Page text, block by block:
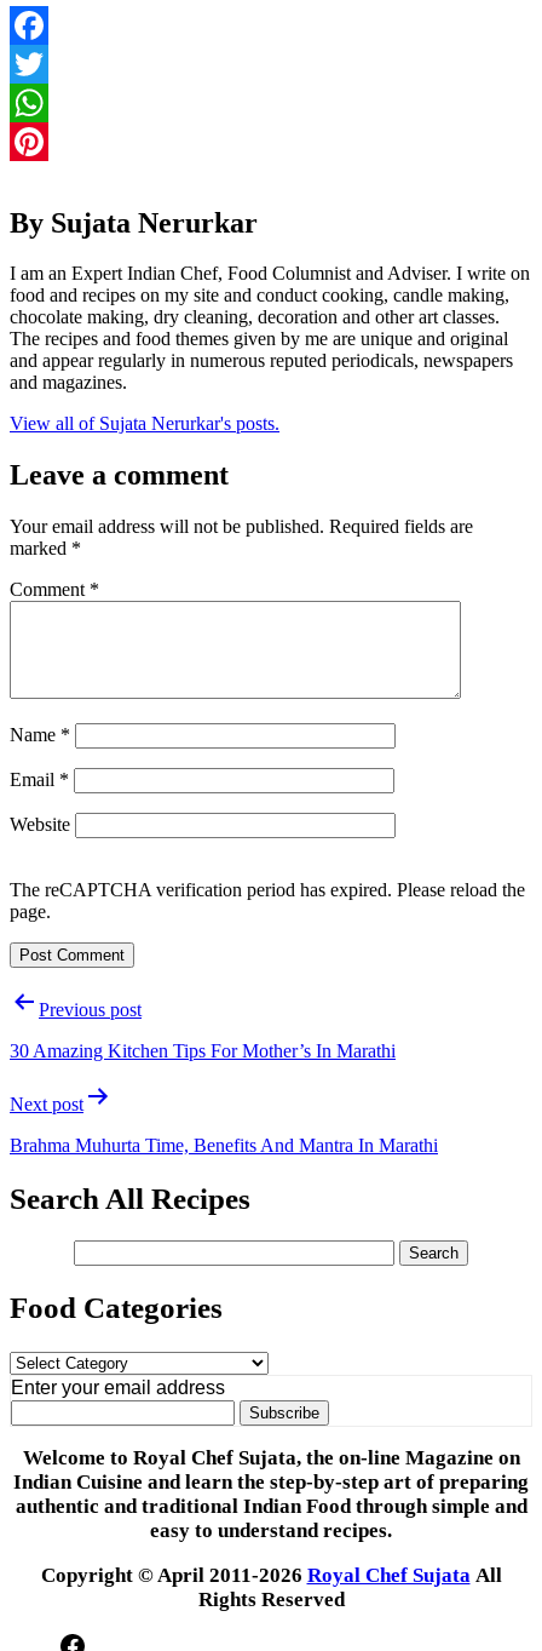
Facebook
Twitter
WhatsApp
By Sujata Nerurkar
I am an Expert Indian Chef, Food Columnist and Adviser. I write on
food and recipes on my site and conduct cooking, candle making,
chocolate making, dry cleaning, decoration and other art classes.
The recipes and food themes given by me are unique and original
and appear regularly in numerous reputed periodicals, newspapers
and magazines.
View all of Sujata Nerurkar's posts.
Leave a comment
Your email address will not be published. Required fields are
marked *
Comment *
Name *
Email *
Website
The reCAPTCHA verification period has expired. Please reload the
page.
PostPrevious post
30 Amazing Kitchen Tips For Mother’s In Marathi
Next post
Brahma Muhurta Time, Benefits And Mantra In Marathi
Search All Recipes
Food Categories
Food
Categories
Enter your email address
Welcome to Royal Chef Sujata, the on-line Magazine on
Indian Cuisine and learn the step-by-step art of preparing
authentic and traditional Indian Food through simple and
easy to understand recipes.
Copyright © April 2011-2026 Royal Chef Sujata All
Rights Reserved